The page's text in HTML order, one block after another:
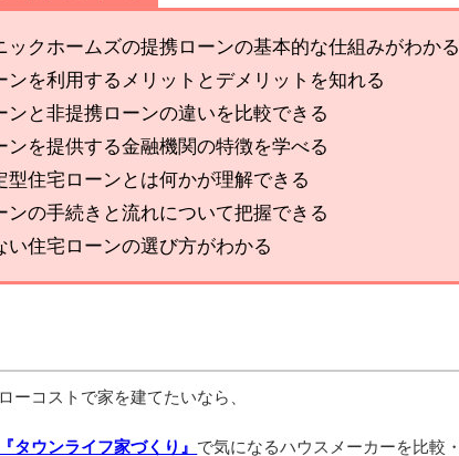
ックホームズの提携ローンの基本的な仕組みがわかる
ンを利用するメリットとデメリットを知れる
ンと非提携ローンの違いを比較できる
ンを提供する金融機関の特徴を学べる
型住宅ローンとは何かが理解できる
ンの手続きと流れについて把握できる
い住宅ローンの選び方がわかる
ローコストで家を建てたいなら、
『タウンライフ家づくり』 で気になるハウスメーカーを比較・